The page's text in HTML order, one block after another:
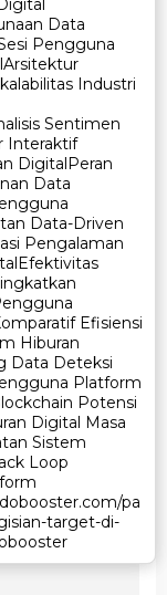
Data
Pengguna
Arsitektur
Industri
Sentimen
Interaktif
DigitalPeran
Data
Data-Driven
Pengalaman
Efektivitas
Efisiensi
Hiburan
Data Deteksi
Platform
Potensi
Digital Masa
Sistem
Loop
pa
target-di-
Data
Pengguna
Arsitektur
Industri
Sentimen
Interaktif
DigitalPeran
Data
Data-Driven
Pengalaman
Efektivitas
Efisiensi
Hiburan
Data Deteksi
Platform
Potensi
Digital Masa
Sistem
Loop
pa
target-di-
dengan
itu,
terhadap
objek
Jangan
TikTok yang
dan
turut
peserta, terdiri
seluruh
Provinsi,
Kantor
Kepala